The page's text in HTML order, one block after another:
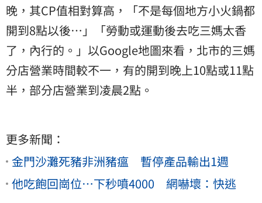
晚，其CP值相對算高，「不是每個地方小火鍋都
開到8點以後…」「勞動或運動後去吃三媽太香
了，內行的。」以Google地圖來看，北市的三媽
分店營業時間較不一，有的開到晚上10點或11點
半，部分店營業到凌晨2點。
更多新聞：
金門沙灘死豬非洲豬瘟 暫停產品輸出1週
他吃飽回崗位…下秒噴4000 網嚇壞：快逃